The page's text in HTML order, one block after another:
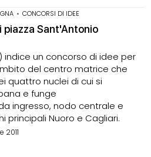
• CONCORSI DI IDEE
piazza Sant'Antonio
indice un concorso di idee per
del centro matrice che
quattro nuclei di cui si
e funge
ingresso, nodo centrale e
principali Nuoro e Cagliari.